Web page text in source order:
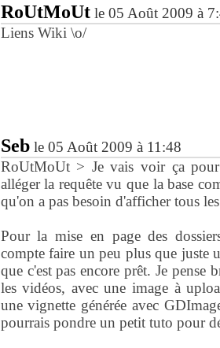
RoUtMoUtle 05 Août 2009 à
Liens Wiki \o/
Seble 05 Août 2009 à 11:48
RoUtMoUt > Je vais voir ça
alléger la requête vu que la base
qu'on a pas besoin d'afficher tous
Pour la mise en page des
compte faire un peu plus que juste
que c'est pas encore prêt. Je
les vidéos, avec une image à
une vignette générée avec
pourrais pondre un petit tuto pour